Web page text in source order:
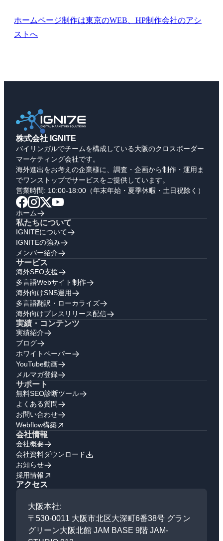
ホームページ制作は東京のWEB、HP制作会社のアシ
ストへ
株式会社 IGNITE
バイリンガルでチームを構成している大阪のクロスボーダー
マーケティング会社です。
海外進出をお考えの企業様に、調査・企画から制作・運用ま
でワンストップでサービスをご提供しています。
営業時間: 10:00-18:00（年末年始・夏季休暇・土日祝除く）
ホーム
私たちについて
IGNITEについて
IGNITEの強み
メンバー紹介
サービス
海外SEO支援
多言語Webサイト制作
海外向けSNS運用
多言語翻訳・ローカライズ
海外向けプレスリリース配信
実績・コンテンツ
実績紹介
ブログ
ホワイトペーパー
YouTube動画
メルマガ登録
サポート
無料SEO診断ツール
よくある質問
お問い合わせ
Webflow構築
会社情報
会社概要
会社資料ダウンロード
お知らせ
採用情報
アクセス
大阪本社:
〒530-0011 大阪市北区大深町6番38号 グラン
グリーン大阪北館 JAM BASE 9階 JAM-